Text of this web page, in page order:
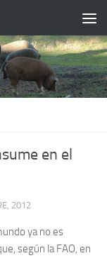
en el
2012
ya no es
según la FAO, en